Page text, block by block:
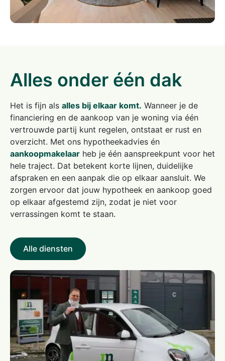
Alles onder één dak
Het is fijn als alles bij elkaar komt. Wanneer je de
financiering en de aankoop van je woning via één
vertrouwde partij kunt regelen, ontstaat er rust en
overzicht. Met ons hypotheekadvies én
aankoopmakelaar heb je één aanspreekpunt voor het
hele traject. Dat betekent korte lijnen, duidelijke
afspraken en een aanpak die op elkaar aansluit. We
zorgen ervoor dat jouw hypotheek en aankoop goed
op elkaar afgestemd zijn, zodat je niet voor
verrassingen komt te staan.
Alle diensten